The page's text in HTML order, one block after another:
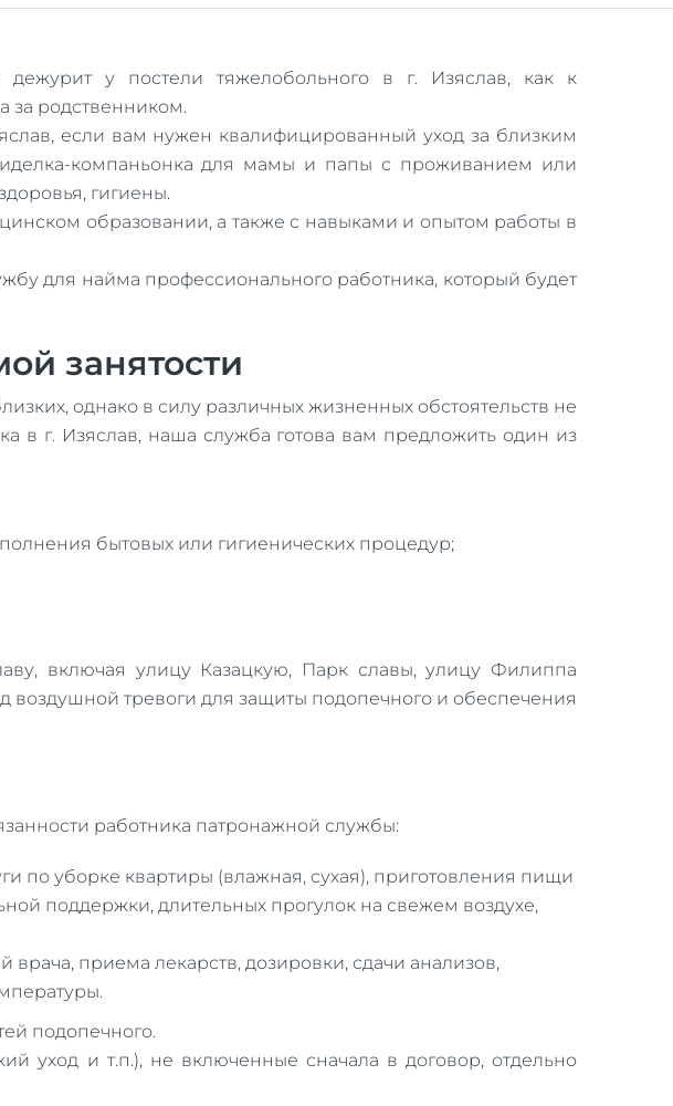
у постели тяжелобольного в г. Изяслав, как к
за родственником.
если вам нужен квалифицированный уход за близким
компаньонка для мамы и папы с проживанием или
гигиены.
образовании, а также с навыками и опытом работы в
для найма профессионального работника, который будет
занятости
однако в силу различных жизненных обстоятельств не
в г. Изяслав, наша служба готова вам предложить один из
бытовых или гигиенических процедур;
включая улицу Казацкую, Парк славы, улицу Филиппа
тревоги для защиты подопечного и обеспечения
работника патронажной службы:
по уборке квартиры (влажная, сухая), приготовления пищи
поддержки, длительных прогулок на свежем воздухе,
приема лекарств, дозировки, сдачи анализов,
подопечного.
уход и т.п.), не включенные сначала в договор, отдельно